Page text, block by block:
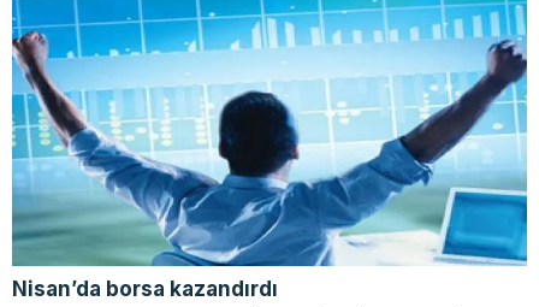
Nisan’da borsa kazandırdı